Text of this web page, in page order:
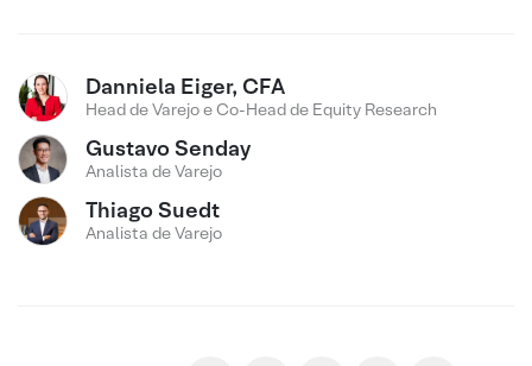
Danniela Eiger, CFA
Head de Varejo e Co-Head de Equity Research
Gustavo Senday
Analista de Varejo
Thiago Suedt
Analista de Varejo